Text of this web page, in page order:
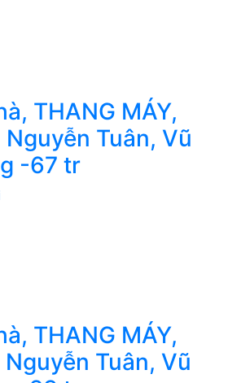
THANG MÁY,
Tuân, Vũ
-67 tr
THANG MÁY,
Tuân, Vũ